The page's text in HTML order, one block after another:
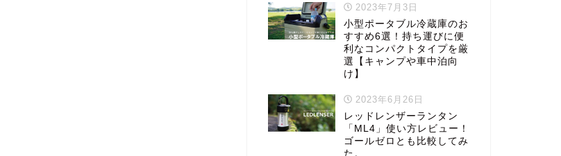
2023年7月3日
小型ポータブル冷蔵庫のお
すすめ6選！持ち運びに便
利なコンパクトタイプを厳
選【キャンプや車中泊向
け】
2023年6月26日
レッドレンザーランタン
「ML4」使い方レビュー！
ゴールゼロとも比較してみ
た。